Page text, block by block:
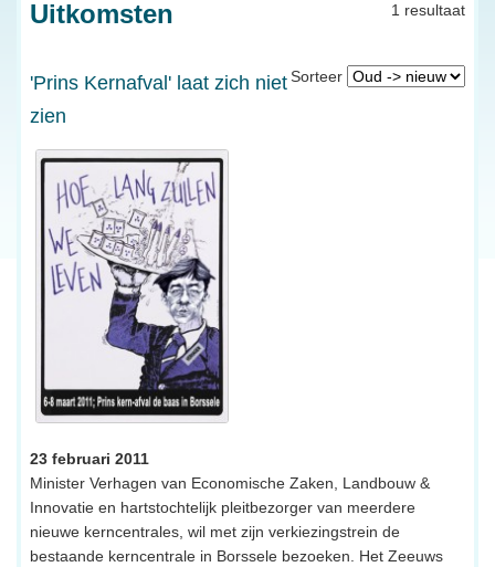
1 resultaat
Uitkomsten
Sorteer
'Prins Kernafval' laat zich niet
zien
23 februari 2011
Minister Verhagen van Economische Zaken, Landbouw &
Innovatie en hartstochtelijk pleitbezorger van meerdere
nieuwe kerncentrales, wil met zijn verkiezingstrein de
bestaande kerncentrale in Borssele bezoeken. Het Zeeuws